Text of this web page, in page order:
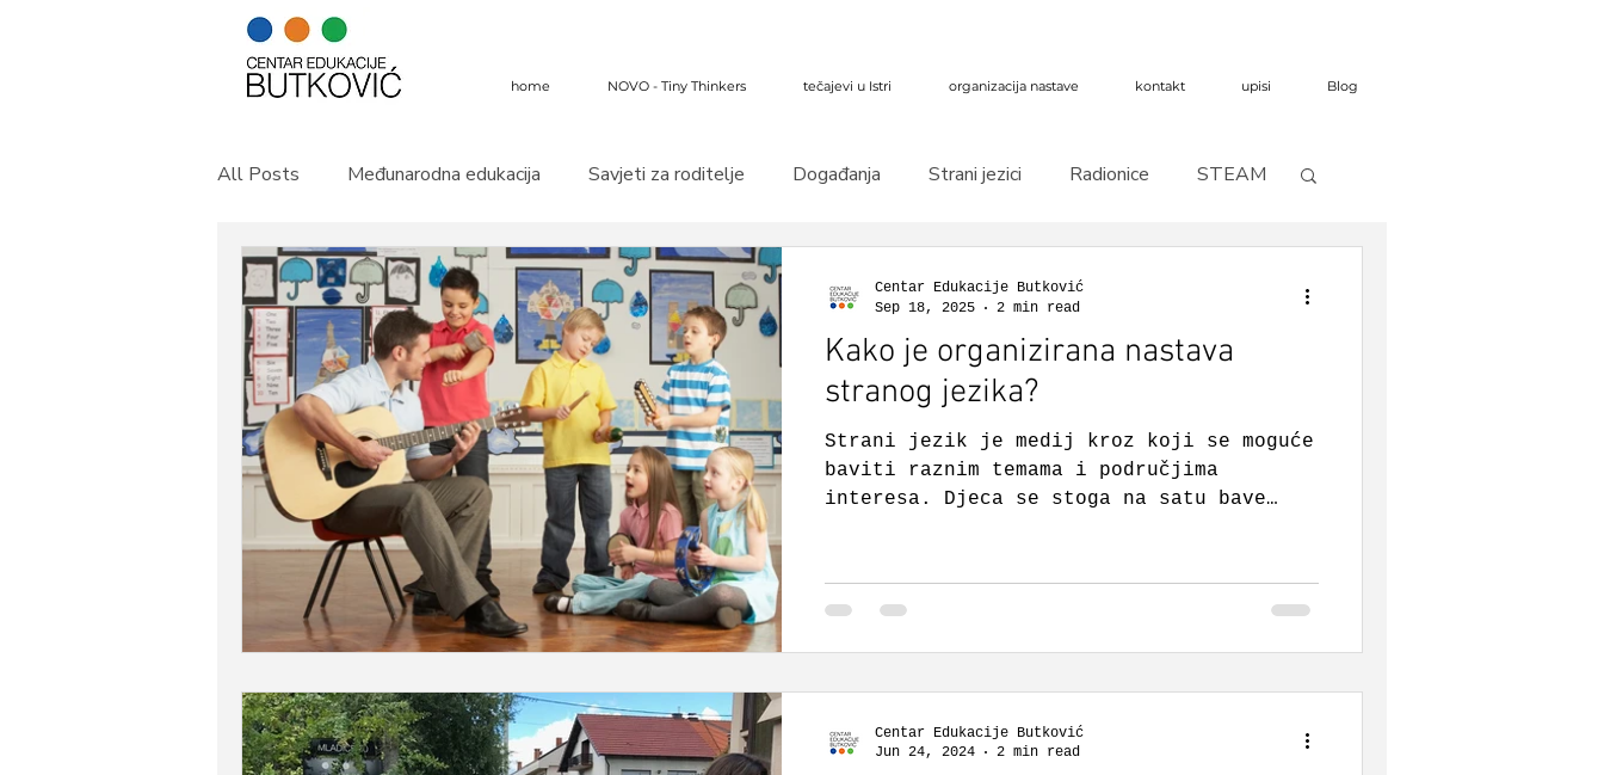
home NOVO - Tiny Thinkers tečajevi u Istri organizacija nastave kontakt upisi Blog
All Posts Međunarodna edukacija Savjeti za roditelje Događanja Strani jezici Radionice STEAM
Novosti Upisi Istra
Kako je organizirana nastava
stranog jezika?
Strani jezik je medij kroz koji se moguće
baviti raznim temama i područjima
interesa. Djeca se stoga na satu bave
humanitarne akcije, bave se znanošću -
izvode eksperimente, mikroskopiraju, sade
Centar Edukacije Butković
Sep 18, 2025
2 min read
Centar Edukacije Butković
Jun 24, 2024
2 min read